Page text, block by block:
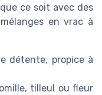
ce soit avec des
en vrac à
détente, propice à
tilleul ou fleur